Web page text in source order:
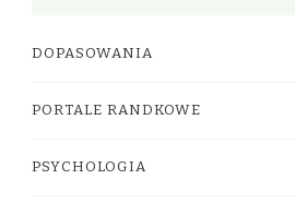
DOPASOWANIA
PORTALE RANDKOWE
PSYCHOLOGIA